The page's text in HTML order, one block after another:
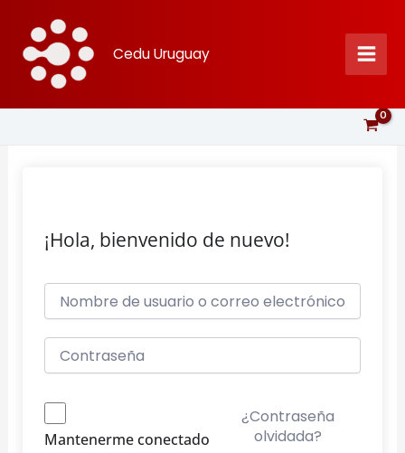
contenido
Cedu Uruguay
¡Hola, bienvenido de nuevo!
Mantenerme conectado
¿Contraseña
olvidada?